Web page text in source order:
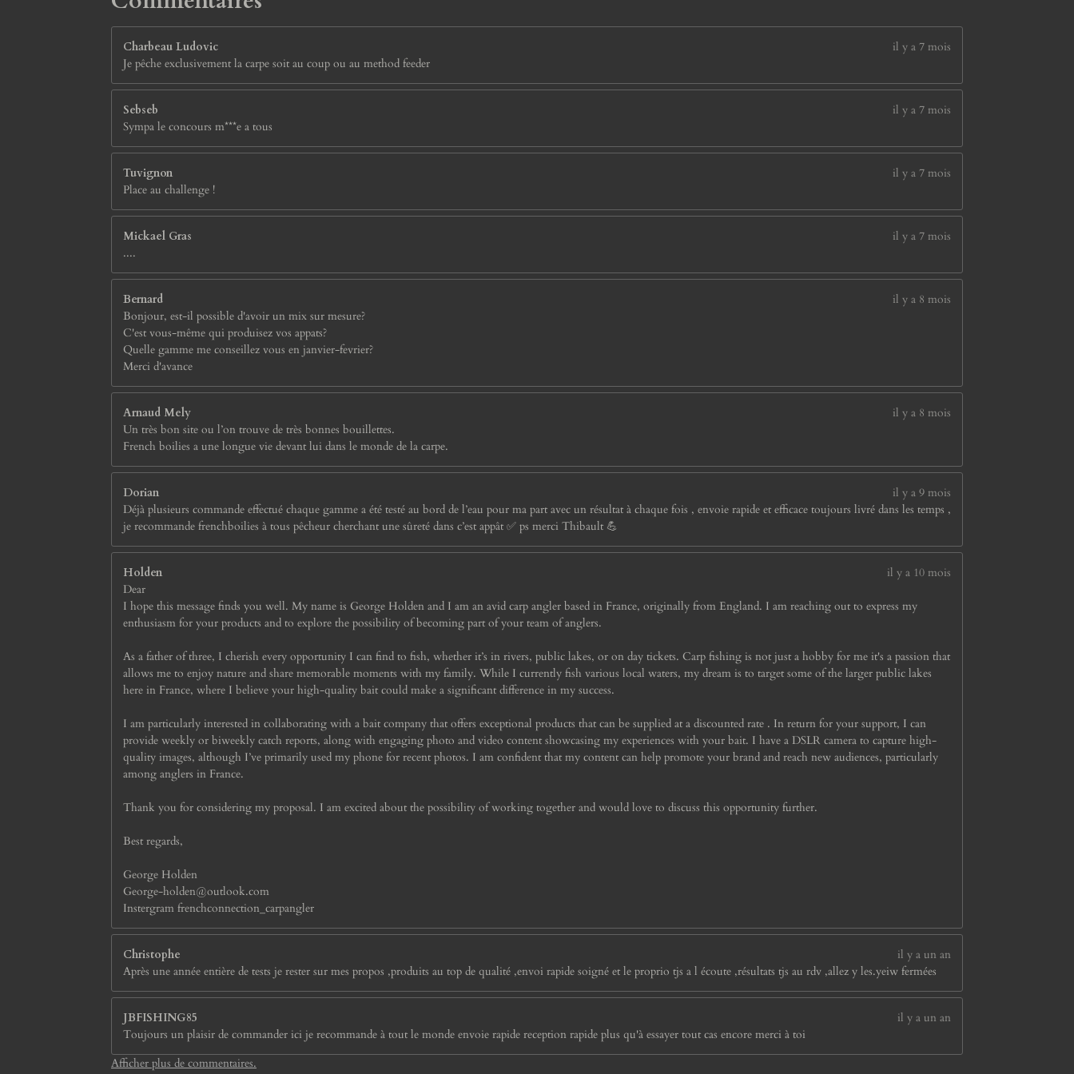
Charbeau Ludovic
il y a 7 mois
Je pêche exclusivement la carpe soit au coup ou au method feeder
Sebseb
il y a 7 mois
Sympa le concours m***e a tous
Tuvignon
il y a 7 mois
Place au challenge !
Mickael Gras
il y a 7 mois
....
Bernard
il y a 8 mois
Bonjour, est-il possible d'avoir un mix sur mesure?
C'est vous-même qui produisez vos appats?
Quelle gamme me conseillez vous en janvier-fevrier?
Merci d'avance
Arnaud Mely
il y a 8 mois
Un très bon site ou l’on trouve de très bonnes bouillettes.
French boilies a une longue vie devant lui dans le monde de la carpe.
Dorian
il y a 9 mois
Déjà plusieurs commande effectué chaque gamme a été testé au bord de l’eau pour ma part avec un résultat à chaque fois , envoie rapide et efficace toujours livré dans les temps ,
je recommande frenchboilies à tous pêcheur cherchant une sûreté dans c’est appât ✅ ps merci Thibault 💪
Holden
il y a 10 mois
Dear
I hope this message finds you well. My name is George Holden and I am an avid carp angler based in France, originally from England. I am reaching out to express my
enthusiasm for your products and to explore the possibility of becoming part of your team of anglers.
As a father of three, I cherish every opportunity I can find to fish, whether it’s in rivers, public lakes, or on day tickets. Carp fishing is not just a hobby for me it's a passion that
allows me to enjoy nature and share memorable moments with my family. While I currently fish various local waters, my dream is to target some of the larger public lakes
here in France, where I believe your high-quality bait could make a significant difference in my success.
I am particularly interested in collaborating with a bait company that offers exceptional products that can be supplied at a discounted rate . In return for your support, I can
provide weekly or biweekly catch reports, along with engaging photo and video content showcasing my experiences with your bait. I have a DSLR camera to capture high-
quality images, although I’ve primarily used my phone for recent photos. I am confident that my content can help promote your brand and reach new audiences, particularly
among anglers in France.
Thank you for considering my proposal. I am excited about the possibility of working together and would love to discuss this opportunity further.
Best regards,
George Holden
George-holden@outlook.com
Instergram frenchconnection_carpangler
Christophe
il y a un an
Après une année entière de tests je rester sur mes propos ,produits au top de qualité ,envoi rapide soigné et le proprio tjs a l écoute ,résultats tjs au rdv ,allez y les.yeiw fermées
JBFISHING85
il y a un an
Toujours un plaisir de commander ici je recommande à tout le monde envoie rapide reception rapide plus qu'à essayer tout cas encore merci à toi
Afficher plus de commentaires.